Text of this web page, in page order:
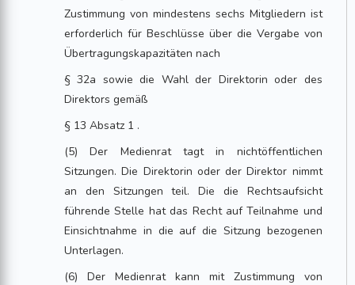
Zustimmung von mindestens sechs Mitgliedern ist
erforderlich für Beschlüsse über die Vergabe von
Übertragungskapazitäten nach
§ 32a sowie die Wahl der Direktorin oder des
Direktors gemäß
§ 13 Absatz 1 .
(5) Der Medienrat tagt in nichtöffentlichen
Sitzungen. Die Direktorin oder der Direktor nimmt
an den Sitzungen teil. Die die Rechtsaufsicht
führende Stelle hat das Recht auf Teilnahme und
Einsichtnahme in die auf die Sitzung bezogenen
Unterlagen.
(6) Der Medienrat kann mit Zustimmung von